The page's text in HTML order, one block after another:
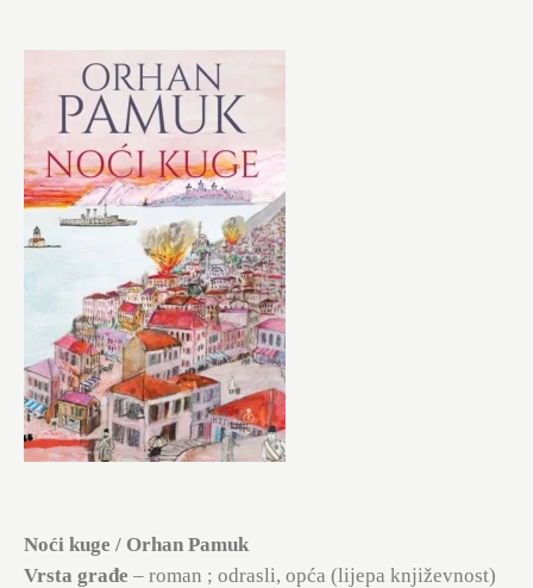
Noći kuge / Orhan Pamuk
Vrsta građe – roman ; odrasli, opća (lijepa književnost)